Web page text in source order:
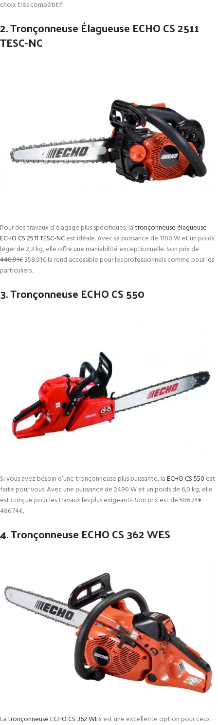
choix très compétitif.
2. Tronçonneuse Élagueuse ECHO CS 2511
TESC-NC
Pour des travaux d’élagage plus spécifiques, latronçonneuse élagueuse
ECHO CS 2511 TESC-NCest idéale. Avec sa puissance de 1100 W et un poids
léger de 2,3 kg, elle offre une maniabilité exceptionnelle. Son prix de
448.91€358.91€la rend accessible pour les professionnels comme pour les
particuliers.
3. Tronçonneuse ECHO CS 550
Si vous avez besoin d’une tronçonneuse plus puissante, laECHO CS 550 est
faite pour vous. Avec une puissance de 2490 W et un poids de 6,0 kg, elle
est conçue pour les travaux les plus exigeants. Son prix est de586.74€
486.74€.
4. Tronçonneuse ECHO CS 362 WES
Latronçonneuse ECHO CS 362 WES est une excellente option pour ceux